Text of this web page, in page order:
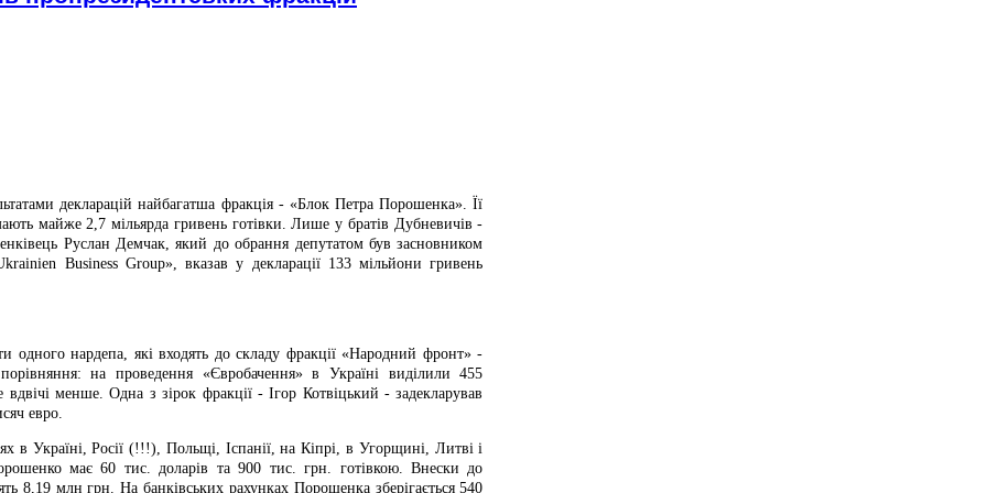
декларацій найбагатша фракція - «Блок Петра Порошенка». Її
майже 2,7 мільярда гривень готівки. Лише у братів Дубневичів -
Руслан Демчак, який до обрання депутатом був засно­вником
Business Group», вказав у декларації 133 мільйони гривень
одного нардепа, які входять до складу фракції «Народний фронт» -
на прове­дення «Євробачення» в Україні виділили 455
менше. Одна з зірок фракції - Ігор Котвіцький - задекларував
евро.
Україні, Росії (!!!), Польщі, Іспанії, на Кіпрі, в Угор­щині, Литві і
має 60 тис. доларів та 900 тис. грн. готівкою. Внески до
8,19 млн грн. На банківських рахунках Порошенка зберігається 540